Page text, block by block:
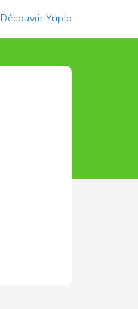
Découvrir Yapla